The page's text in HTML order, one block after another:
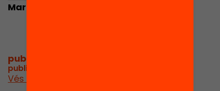
Marcel Gabarró
publicacions i vídeos
publicacions i vídeos relacionats
Vés a publicacions i vídeos